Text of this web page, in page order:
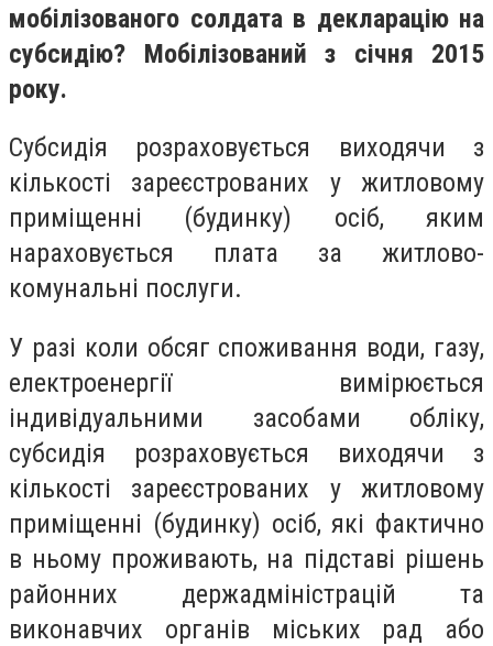
мобілізованого солдата в декларацію на
субсидію? Мобілізований з січня 2015
року.
Субсидія розраховується виходячи з
кількості зареєстрованих у житловому
приміщенні (будинку) осіб, яким
нараховується плата за житлово-
комунальні послуги.
У разі коли обсяг споживання води, газу,
електроенергії вимірюється
індивідуальними засобами обліку,
субсидія розраховується виходячи з
кількості зареєстрованих у житловому
приміщенні (будинку) осіб, які фактично
в ньому проживають, на підставі рішень
районних держадміністрацій та
виконавчих органів міських рад або